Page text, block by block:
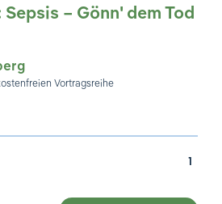
– Gönn' dem Tod
Vortragsreihe
1